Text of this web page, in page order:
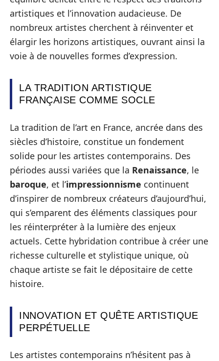
artistiques et l’innovation audacieuse. De
nombreux artistes cherchent à réinventer et
élargir les horizons artistiques, ouvrant ainsi la
voie à de nouvelles formes d’expression.
LA TRADITION ARTISTIQUE
FRANÇAISE COMME SOCLE
La tradition de l’art en France, ancrée dans des
siècles d’histoire, constitue un fondement
solide pour les artistes contemporains. Des
périodes aussi variées que la Renaissance, le
baroque, et l’impressionnisme continuent
d’inspirer de nombreux créateurs d’aujourd’hui,
qui s’emparent des éléments classiques pour
les réinterpréter à la lumière des enjeux
actuels. Cette hybridation contribue à créer une
richesse culturelle et stylistique unique, où
chaque artiste se fait le dépositaire de cette
histoire.
INNOVATION ET QUÊTE ARTISTIQUE
PERPÉTUELLE
Les artistes contemporains n’hésitent pas à